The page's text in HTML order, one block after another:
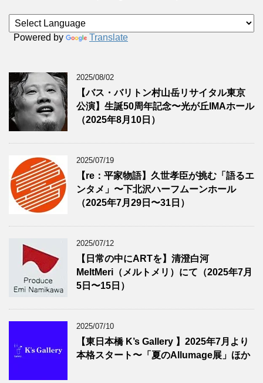
Powered by Translate
2025/08/02
【バス・バリトン村山岳リサイタル東京
公演】生誕50周年記念〜光が丘IMAホール
（2025年8月10日）
2025/07/19
【re：平家物語】久世孝臣が挑む「語るエ
ンタメ」〜下北沢ハーフムーンホール
（2025年7月29日〜31日）
2025/07/12
【日常の中にARTを】清澄白河
MeltMeri（メルトメリ）にて（2025年7月
5日〜15日）
2025/07/10
【東日本橋 K’s Gallery 】2025年7月より
本格スタート〜「夏のAllumage展」ほか